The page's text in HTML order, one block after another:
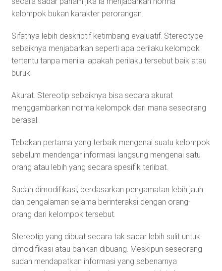
kelompok bukan karakter perorangan.
Sifatnya lebih deskriptif ketimbang evaluatif. Stereotype
sebaiknya menjabarkan seperti apa perilaku kelompok
tertentu tanpa menilai apakah perilaku tersebut baik atau
buruk.
Akurat. Stereotip sebaiknya bisa secara akurat
menggambarkan norma kelompok dari mana seseorang
berasal.
Tebakan pertama yang terbaik mengenai suatu kelompok
sebelum mendengar informasi langsung mengenai satu
orang atau lebih yang secara spesifik terlibat.
Sudah dimodifikasi, berdasarkan pengamatan lebih jauh
dan pengalaman selama berinteraksi dengan orang-
orang dari kelompok tersebut.
Stereotip yang dibuat secara tak sadar lebih sulit untuk
dimodifikasi atau bahkan dibuang. Meskipun seseorang
sudah mendapatkan informasi yang sebenarnya